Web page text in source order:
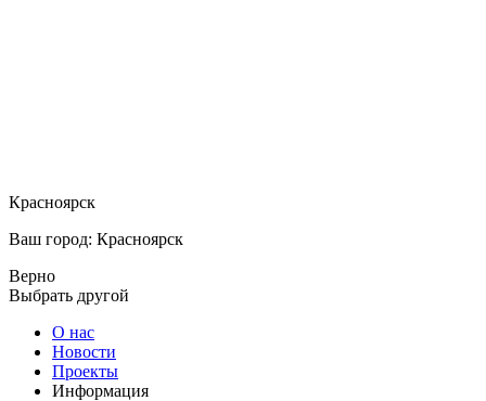
Красноярск
Ваш город: Красноярск
Верно
Выбрать другой
О нас
Новости
Проекты
Информация